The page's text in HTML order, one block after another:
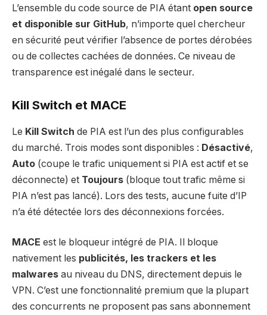
L’ensemble du code source de PIA étant open source
et disponible sur GitHub, n’importe quel chercheur
en sécurité peut vérifier l’absence de portes dérobées
ou de collectes cachées de données. Ce niveau de
transparence est inégalé dans le secteur.
Kill Switch et MACE
Le Kill Switch de PIA est l’un des plus configurables
du marché. Trois modes sont disponibles : Désactivé,
Auto (coupe le trafic uniquement si PIA est actif et se
déconnecte) et Toujours (bloque tout trafic même si
PIA n’est pas lancé). Lors des tests, aucune fuite d’IP
n’a été détectée lors des déconnexions forcées.
MACE est le bloqueur intégré de PIA. Il bloque
nativement les publicités, les trackers et les
malwares au niveau du DNS, directement depuis le
VPN. C’est une fonctionnalité premium que la plupart
des concurrents ne proposent pas sans abonnement